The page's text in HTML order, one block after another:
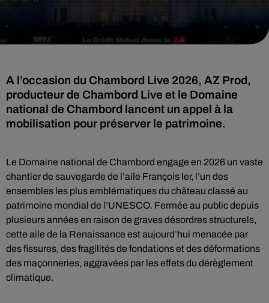
A l’occasion du Chambord Live 2026, AZ Prod,
producteur de Chambord Live et le Domaine
national de Chambord lancent un appel à la
mobilisation pour préserver le patrimoine.
Le Domaine national de Chambord engage en 2026 un vaste
chantier de sauvegarde de l’aile François Ier, l’un des
ensembles les plus emblématiques du château classé au
patrimoine mondial de l’UNESCO. Fermée au public depuis
plusieurs années en raison de graves désordres structurels,
cette aile de la Renaissance est aujourd’hui menacée par
des fissures, des fragilités de fondations et des déformations
des maçonneries, aggravées par les effets du dérèglement
climatique.